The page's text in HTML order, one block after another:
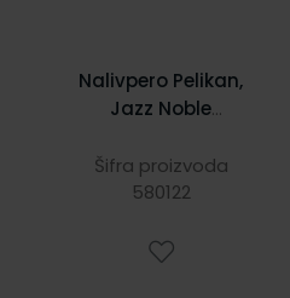
Nalivpero Pelikan,
Jazz Noble
poklon kutiji
Šifra proizvoda
580122